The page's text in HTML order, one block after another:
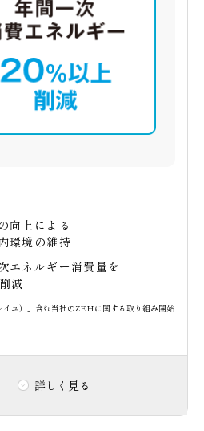
向上による
環境の維持
エネルギー消費量を
減
ユ）」含む当社のZEHに関する取り組み開始
取り組み内容
詳しく見る